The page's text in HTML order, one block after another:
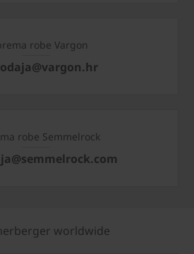
robe Vargon
robe Semmelrock
worldwide